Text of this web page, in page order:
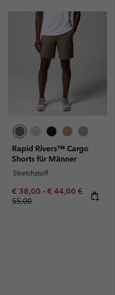
Rapid Rivers™ Cargo
Shorts für Männer
Stretchstoff
Minimum sale price:
€ 38,00 - Maximum sale
€ 44,00 Regular
€
55,00